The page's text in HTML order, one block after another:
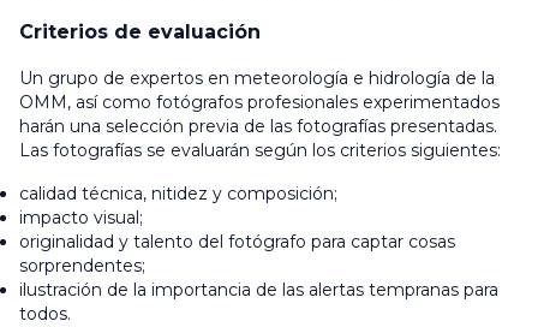
Criterios de evaluación
Un grupo de expertos en meteorología e hidrología de la
OMM, así como fotógrafos profesionales experimentados
harán una selección previa de las fotografías presentadas.
Las fotografías se evaluarán según los criterios siguientes:
calidad técnica, nitidez y composición;
impacto visual;
originalidad y talento del fotógrafo para captar cosas
sorprendentes;
ilustración de la importancia de las alertas tempranas para
todos.